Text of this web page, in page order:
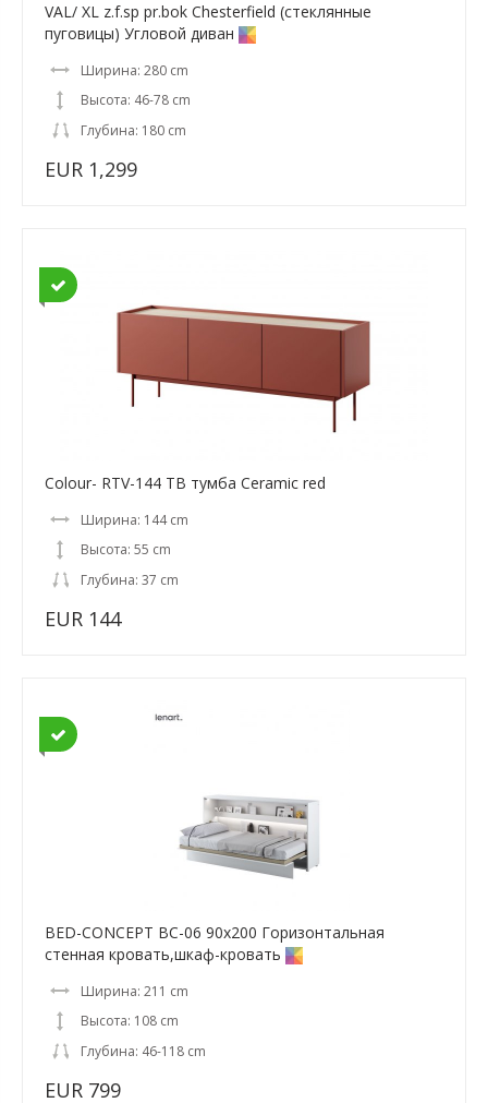
VAL/ XL z.f.sp pr.bok Chesterfield (стеклянные
пуговицы) Угловой диван
Ширина: 280 cm
Высота: 46-78 cm
Глубина: 180 cm
EUR 1,299
Colour- RTV-144 ТВ тумба Ceramic red
Ширина: 144 cm
Высота: 55 cm
Глубина: 37 cm
EUR 144
BED-CONCEPT BC-06 90x200 Горизонтальная
cтенная кровать,шкаф-кровать
Ширина: 211 cm
Высота: 108 cm
Глубина: 46-118 cm
EUR 799